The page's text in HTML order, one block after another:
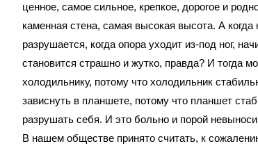
ценное, самое сильное, крепкое, дорогое и
каменная стена, самая высокая высота. А когда
разрушается, когда опора уходит из-под ног,
становится страшно и жутко, правда? И тогда
холодильнику, потому что холодильник
зависнуть в планшете, потому что планшет
разрушать себя. И это больно и порой
В нашем обществе принято считать, к